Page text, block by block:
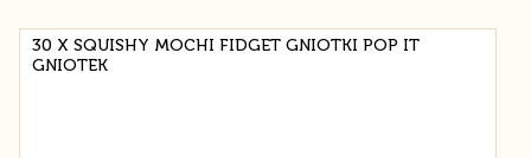
30 X SQUISHY MOCHI FIDGET GNIOTKI POP IT
GNIOTEK